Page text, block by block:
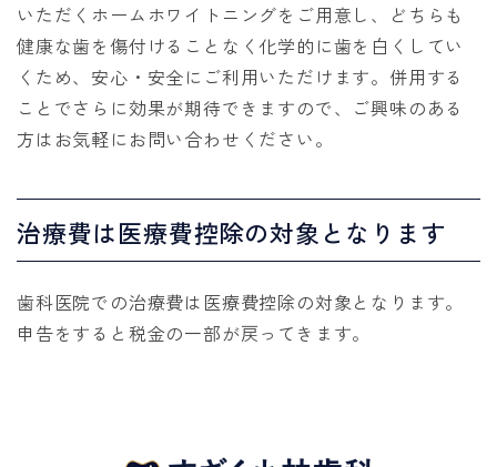
いただくホームホワイトニングをご用意し、どちらも
健康な歯を傷付けることなく化学的に歯を白くしてい
くため、安心・安全にご利用いただけます。併用する
ことでさらに効果が期待できますので、ご興味のある
方はお気軽にお問い合わせください。
治療費は医療費控除の対象となります
歯科医院での治療費は医療費控除の対象となります。
申告をすると税金の一部が戻ってきます。